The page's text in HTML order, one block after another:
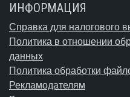
ИНФОРМАЦИЯ
Справка для налогового
Политика в отношении
данных
Политика обработки
Рекламодателям